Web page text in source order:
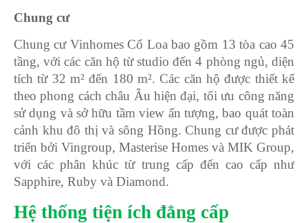
Chung cư
Chung cư Vinhomes Cổ Loa bao gồm 13 tòa cao 45
tầng, với các căn hộ từ studio đến 4 phòng ngủ, diện
tích từ 32 m² đến 180 m². Các căn hộ được thiết kế
theo phong cách châu Âu hiện đại, tối ưu công năng
sử dụng và sở hữu tầm view ấn tượng, bao quát toàn
cảnh khu đô thị và sông Hồng. Chung cư được phát
triển bởi Vingroup, Masterise Homes và MIK Group,
với các phân khúc từ trung cấp đến cao cấp như
Sapphire, Ruby và Diamond.
Hệ thống tiện ích đẳng cấp